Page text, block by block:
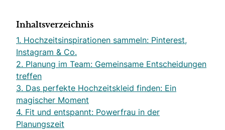
Inhaltsverzeichnis
1. Hochzeitsinspirationen sammeln: Pinterest,
Instagram & Co.
2. Planung im Team: Gemeinsame Entscheidungen
treffen
3. Das perfekte Hochzeitskleid finden: Ein
magischer Moment
4. Fit und entspannt: Powerfrau in der
Planungszeit